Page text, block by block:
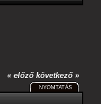
« előző következő »
NYOMTATÁS